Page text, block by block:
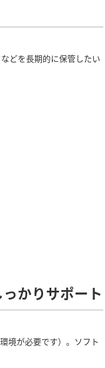
どを長期的に保管したい
かりサポート
境が必要です）。ソフト